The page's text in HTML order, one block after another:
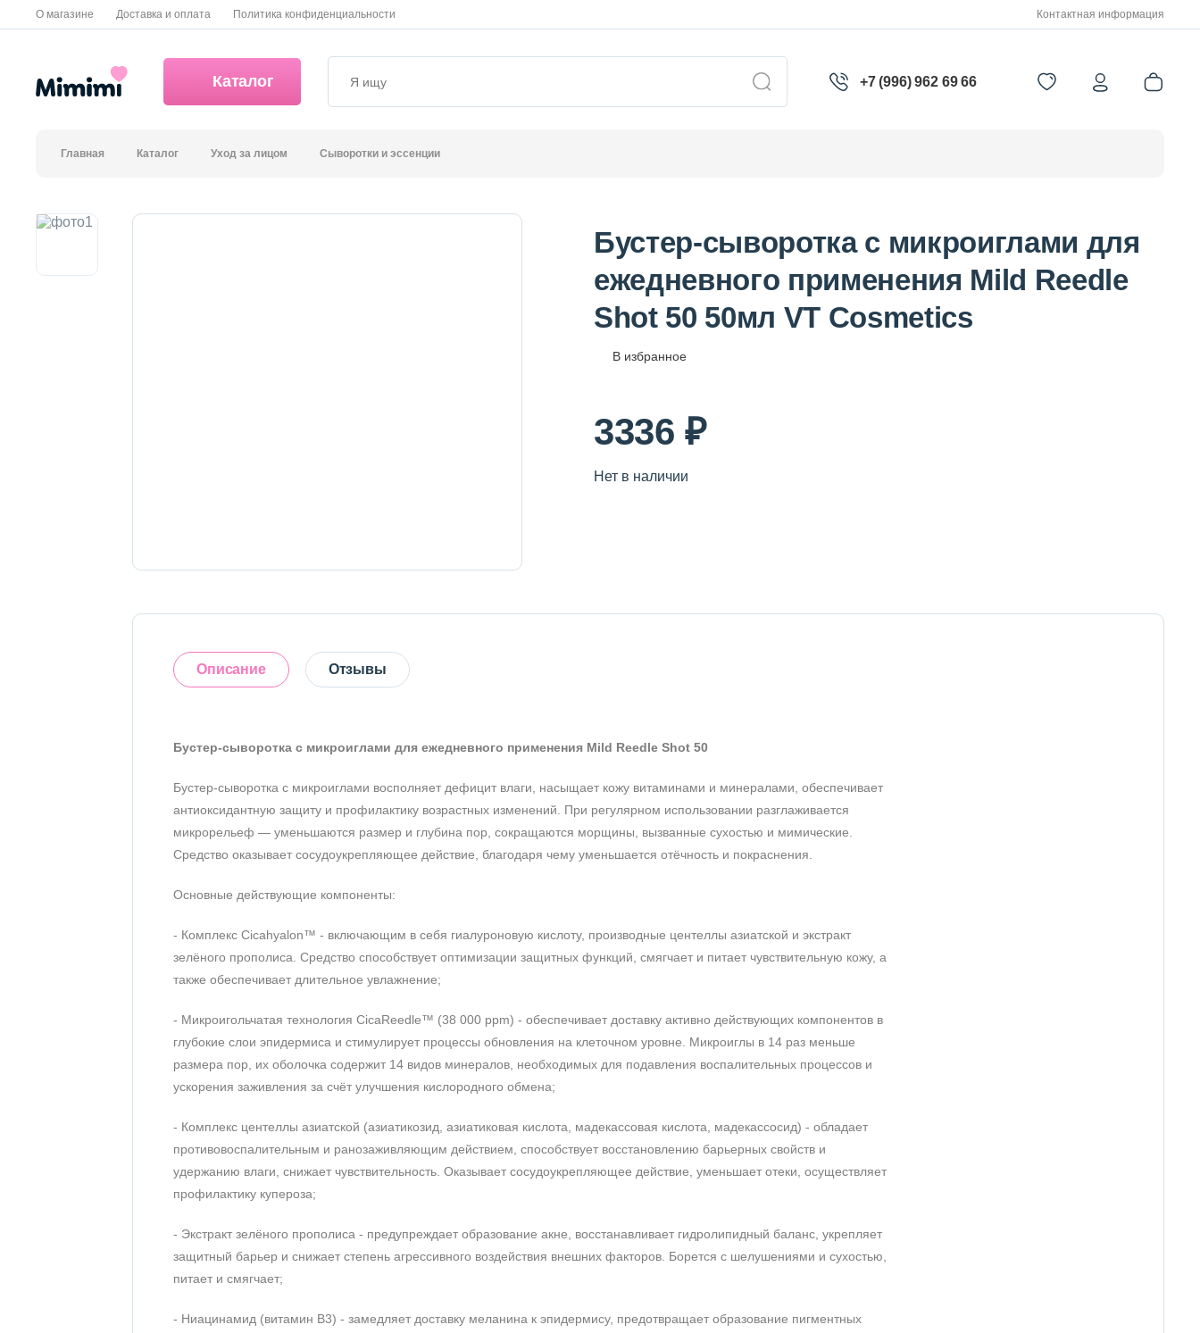
О магазине Доставка и оплата Политика конфиденциальности Контактная информация
Каталог +7 (996) 962 69 66
Главная Каталог Уход за лицом Сыворотки и эссенции
Бустер-сыворотка с микроиглами для
ежедневного применения Mild Reedle
Shot 50 50мл VT Cosmetics
В избранное
3336 ₽
Нет в наличии
Описание Отзывы
Бустер-сыворотка с микроиглами для ежедневного применения Mild Reedle Shot 50
Бустер-сыворотка с микроиглами восполняет дефицит влаги, насыщает кожу витаминами и минералами, обеспечивает
антиоксидантную защиту и профилактику возрастных изменений. При регулярном использовании разглаживается
микрорельеф — уменьшаются размер и глубина пор, сокращаются морщины, вызванные сухостью и мимические.
Средство оказывает сосудоукрепляющее действие, благодаря чему уменьшается отёчность и покраснения.
Основные действующие компоненты:
- Комплекс Cicahyalon™ - включающим в себя гиалуроновую кислоту, производные центеллы азиатской и экстракт
зелёного прополиса. Средство способствует оптимизации защитных функций, смягчает и питает чувствительную кожу, а
также обеспечивает длительное увлажнение;
- Микроигольчатая технология CicaReedle™ (38 000 ppm) - обеспечивает доставку активно действующих компонентов в
глубокие слои эпидермиса и стимулирует процессы обновления на клеточном уровне. Микроиглы в 14 раз меньше
размера пор, их оболочка содержит 14 видов минералов, необходимых для подавления воспалительных процессов и
ускорения заживления за счёт улучшения кислородного обмена;
- Комплекс центеллы азиатской (азиатикозид, азиатиковая кислота, мадекассовая кислота, мадекассосид) - обладает
противовоспалительным и ранозаживляющим действием, способствует восстановлению барьерных свойств и
удержанию влаги, снижает чувствительность. Оказывает сосудоукрепляющее действие, уменьшает отеки, осуществляет
профилактику купероза;
- Экстракт зелёного прополиса - предупреждает образование акне, восстанавливает гидролипидный баланс, укрепляет
защитный барьер и снижает степень агрессивного воздействия внешних факторов. Борется с шелушениями и сухостью,
питает и смягчает;
- Ниацинамид (витамин B3) - замедляет доставку меланина к эпидермису, предотвращает образование пигментных
Оставить отзыв